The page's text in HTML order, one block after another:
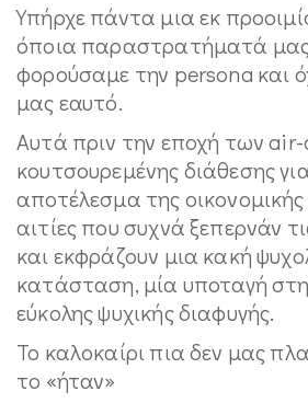
Υπήρχε πάντα μια εκ
όποια παραστρατήματά
φορούσαμε την persona και
μας εαυτό.
Αυτά πριν την εποχή των
κουτσουρεμένης διάθεσης
αποτέλεσμα της
αιτίες που συχνά ξεπερνάν
και εκφράζουν μια κακή
κατάσταση, μία υποταγή
εύκολης ψυχικής διαφυγής.
Το καλοκαίρι πια δεν μας
το «ήταν»